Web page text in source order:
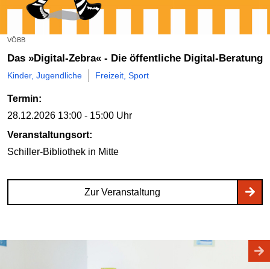
VÖBB
Das »Digital-Zebra« - Die öffentliche Digital-Beratung
Kinder, Jugendliche Freizeit, Sport
Termin:
28.12.2026 13:00 - 15:00 Uhr
Veranstaltungsort:
Schiller-Bibliothek in Mitte
Zur Veranstaltung